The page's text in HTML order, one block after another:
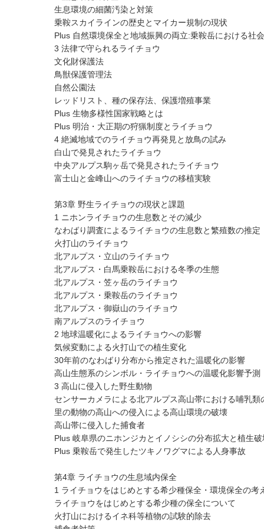
生息環境の細菌汚染と対策
乗鞍スカイラインの歴史とマイカー規制の現状
Plus 自然環境保全と地域振興の両立:乗鞍岳における社
3 法律で守られるライチョウ
文化財保護法
鳥獣保護管理法
自然公園法
レッドリスト、種の保存法、保護増殖事業
Plus 生物多様性国家戦略とは
Plus 明治・大正期の狩猟制度とライチョウ
4 絶滅地域でのライチョウ再発見と放鳥の試み
白山で発見されたライチョウ
中央アルプス駒ヶ岳で発見されたライチョウ
富士山と金峰山へのライチョウの移植実験
第3章 野生ライチョウの現状と課題
1 ニホンライチョウの生息数とその減少
なわばり調査によるライチョウの生息数と繁殖数の推定
火打山のライチョウ
北アルプス・立山のライチョウ
北アルプス・白馬乗鞍岳における冬季の生態
北アルプス・笠ヶ岳のライチョウ
北アルプス・乗鞍岳のライチョウ
北アルプス・御嶽山のライチョウ
南アルプスのライチョウ
2 地球温暖化によるライチョウへの影響
気候変動による火打山での植生変化
30年前のなわばり分布から推定された温暖化の影響
高山生態系のシンボル・ライチョウへの温暖化影響予測
3 高山に侵入した野生動物
センサーカメラによる北アルプス高山帯における哺乳類
里の動物の高山への侵入による高山環境の破壊
高山帯に侵入した捕食者
Plus 岐阜県のニホンジカとイノシシの分布拡大と植生破
Plus 乗鞍岳で発生したツキノワグマによる人身事故
第4章 ライチョウの生息域内保全
1 ライチョウをはじめとする希少種保全・環境保全の考
ライチョウをはじめとする希少種の保全について
火打山におけるイネ科等植物の試験的除去